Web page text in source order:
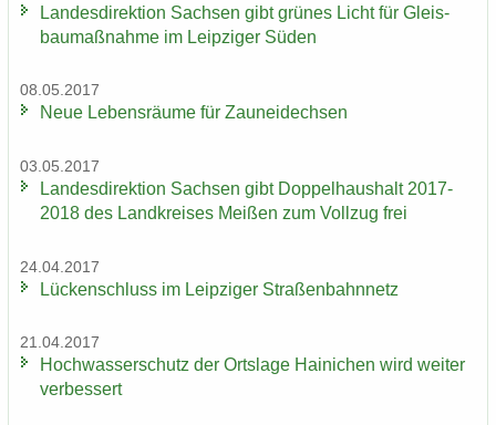
Lan­des­di­rek­ti­on Sach­sen gibt grü­nes Licht für Gleis­
bau­maß­nah­me im Leip­zi­ger Süden
08.05.2017
Neue Le­bens­räu­me für Zaun­ei­dech­sen
03.05.2017
Lan­des­di­rek­ti­on Sach­sen gibt Dop­pel­haus­halt 2017-
2018 des Land­krei­ses Mei­ßen zum Voll­zug frei
24.04.2017
Lü­cken­schluss im Leip­zi­ger Stra­ßen­bahn­netz
21.04.2017
Hoch­was­ser­schutz der Orts­la­ge Hai­ni­chen wird wei­ter
ver­bes­sert